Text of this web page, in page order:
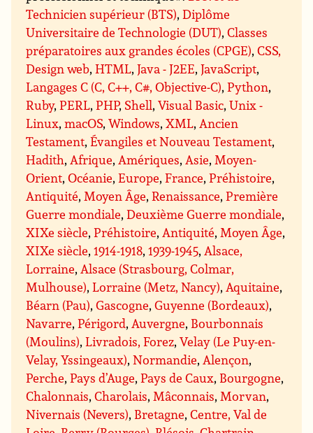
Technicien supérieur (BTS),Diplôme
Universitaire de Technologie (DUT),Classes
préparatoires aux grandes écoles (CPGE),CSS,
Design web,HTML,Java - J2EE,JavaScript,
Langages C (C, C++, C#, Objective-C),Python,
Ruby,PERL,PHP, Shell,Visual Basic,Unix -
Linux,macOS,Windows,XML, Ancien
Testament,Évangiles et Nouveau Testament,
Hadith, Afrique, Amériques, Asie, Moyen-
Orient,Océanie,Europe,France,Préhistoire,
Antiquité, Moyen Âge,Renaissance,Première
Guerre mondiale,Deuxième Guerre mondiale,
XIXe siècle,Préhistoire, Antiquité, Moyen Âge,
XIXe siècle,1914-1918,1939-1945, Alsace,
Lorraine, Alsace (Strasbourg, Colmar,
Mulhouse),Lorraine (Metz, Nancy), Aquitaine,
Béarn (Pau),Gascogne,Guyenne (Bordeaux),
Navarre,Périgord, Auvergne, Bourbonnais
(Moulins),Livradois, Forez,Velay (Le Puy-en-
Velay, Yssingeaux),Normandie, Alençon,
Perche,Pays d’Auge,Pays de Caux, Bourgogne,
Chalonnais,Charolais, Mâconnais, Morvan,
Nivernais (Nevers), Bretagne,Centre, Val de